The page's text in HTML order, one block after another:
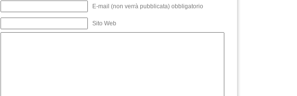
E-mail (non verrà pubblicata) obbligatorio
Sito Web